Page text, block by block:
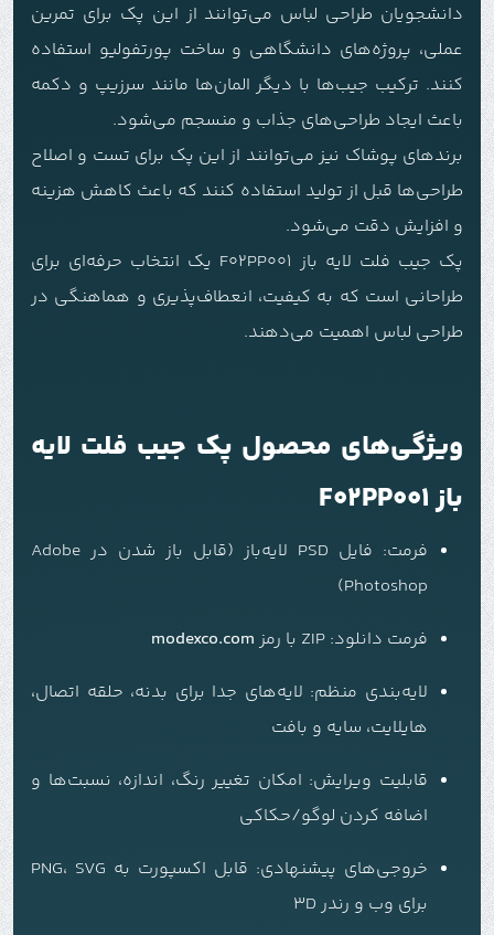
دانشجویان طراحی لباس می‌توانند از این پک برای تمرین
عملی، پروژه‌های دانشگاهی و ساخت پورتفولیو استفاده
کنند. ترکیب جیب‌ها با دیگر المان‌ها مانند سرزیپ و دکمه
باعث ایجاد طراحی‌های جذاب و منسجم می‌شود.
برندهای پوشاک نیز می‌توانند از این پک برای تست و اصلاح
طراحی‌ها قبل از تولید استفاده کنند که باعث کاهش هزینه
و افزایش دقت می‌شود.
پک جیب فلت لایه باز F02PP001 یک انتخاب حرفه‌ای برای
طراحانی است که به کیفیت، انعطاف‌پذیری و هماهنگی در
طراحی لباس اهمیت می‌دهند.
ویژگی‌های محصول پک جیب فلت لایه
باز F02PP001
فرمت: فایل PSD لایه‌باز (قابل باز شدن در Adobe
Photoshop)
فرمت دانلود:
modexco.com
لایه‌بندی منظم: لایه‌های جدا برای بدنه، حلقه اتصال،
هایلایت، سایه و بافت
قابلیت ویرایش: امکان تغییر رنگ، اندازه، نسبت‌ها و
اضافه کردن لوگو/حکاکی
خروجی‌های پیشنهادی: قابل اکسپورت به PNG، SVG
برای وب و رندر 3D